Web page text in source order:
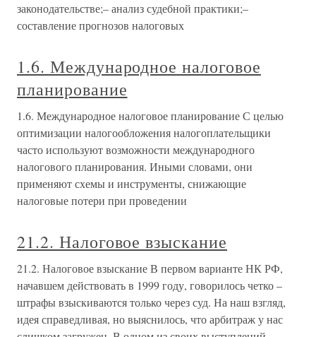
законодательстве;– анализ судебной практики;–
составление прогнозов налоговых
1.6. Международное налоговое
планирование
1.6. Международное налоговое планирование С целью
оптимизации налогообложения налогоплательщики
часто используют возможности международного
налогового планирования. Иными словами, они
применяют схемы и инструменты, снижающие
налоговые потери при проведении
21.2. Налоговое взыскание
21.2. Налоговое взыскание В первом варианте НК РФ,
начавшем действовать в 1999 году, говорилось четко –
штрафы взыскиваются только через суд. На наш взгляд,
идея справедливая, но выяснилось, что арбитраж у нас